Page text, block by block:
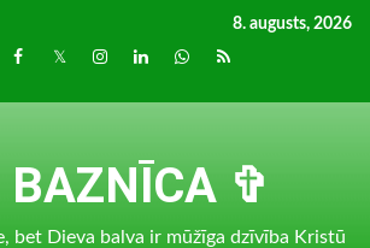
8. augusts, 2026
Facebook
TwitterInstagram
LinkedInwhatsapp
RSS
BAZNĪCA ✞
bet Dieva balva ir mūžīga dzīvība Kristū